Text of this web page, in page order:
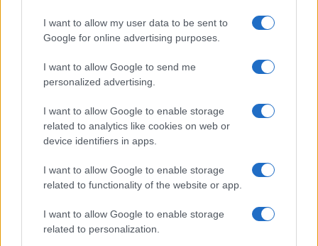
I want to allow my user data to be sent to
Google for online advertising purposes.
I want to allow Google to send me
personalized advertising.
I want to allow Google to enable storage
related to analytics like cookies on web or
device identifiers in apps.
I want to allow Google to enable storage
related to functionality of the website or app.
I want to allow Google to enable storage
related to personalization.
CHI SIAMO CONTATTI PUBBLICITÀ LAVORA CON NOI